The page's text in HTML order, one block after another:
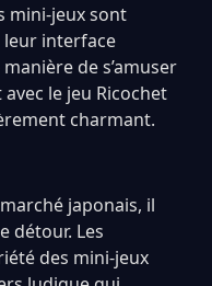
mini-jeux sont
leur interface
de s’amuser
le jeu Ricochet
charmant.
japonais, il
détour. Les
des mini-jeux